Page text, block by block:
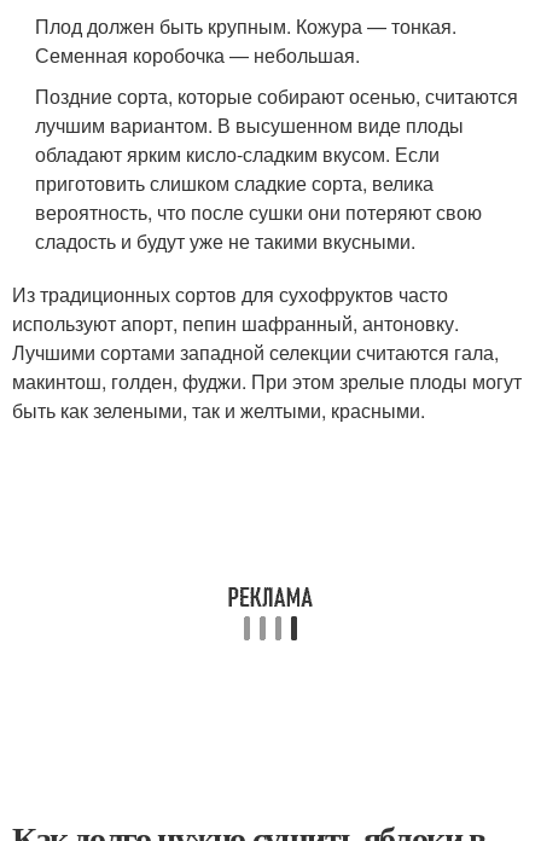
Плод должен быть крупным. Кожура — тонкая.
Семенная коробочка — небольшая.
Поздние сорта, которые собирают осенью, считаются
лучшим вариантом. В высушенном виде плоды
обладают ярким кисло-сладким вкусом. Если
приготовить слишком сладкие сорта, велика
вероятность, что после сушки они потеряют свою
сладость и будут уже не такими вкусными.
Из традиционных сортов для сухофруктов часто
используют апорт, пепин шафранный, антоновку.
Лучшими сортами западной селекции считаются гала,
макинтош, голден, фуджи. При этом зрелые плоды могут
быть как зелеными, так и желтыми, красными.